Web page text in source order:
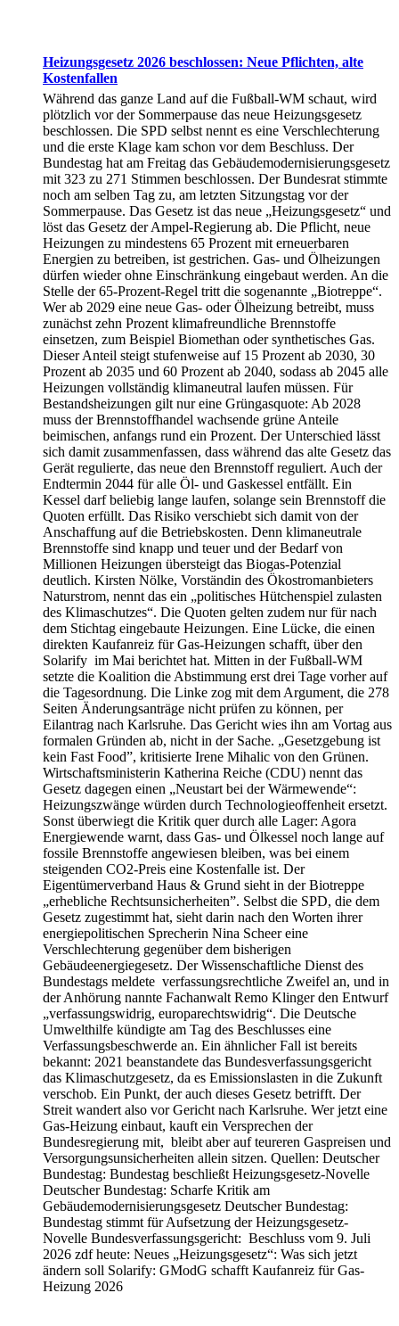
Heizungsgesetz 2026 beschlossen: Neue Pflichten, alte
Kostenfallen
Während das ganze Land auf die Fußball-WM schaut, wird
plötzlich vor der Sommerpause das neue Heizungsgesetz
beschlossen. Die SPD selbst nennt es eine Verschlechterung
und die erste Klage kam schon vor dem Beschluss. Der
Bundestag hat am Freitag das Gebäudemodernisierungsgesetz
mit 323 zu 271 Stimmen beschlossen. Der Bundesrat stimmte
noch am selben Tag zu, am letzten Sitzungstag vor der
Sommerpause. Das Gesetz ist das neue „Heizungsgesetz“ und
löst das Gesetz der Ampel-Regierung ab. Die Pflicht, neue
Heizungen zu mindestens 65 Prozent mit erneuerbaren
Energien zu betreiben, ist gestrichen. Gas- und Ölheizungen
dürfen wieder ohne Einschränkung eingebaut werden. An die
Stelle der 65-Prozent-Regel tritt die sogenannte „Biotreppe“.
Wer ab 2029 eine neue Gas- oder Ölheizung betreibt, muss
zunächst zehn Prozent klimafreundliche Brennstoffe
einsetzen, zum Beispiel Biomethan oder synthetisches Gas.
Dieser Anteil steigt stufenweise auf 15 Prozent ab 2030, 30
Prozent ab 2035 und 60 Prozent ab 2040, sodass ab 2045 alle
Heizungen vollständig klimaneutral laufen müssen. Für
Bestandsheizungen gilt nur eine Grüngasquote: Ab 2028
muss der Brennstoffhandel wachsende grüne Anteile
beimischen, anfangs rund ein Prozent. Der Unterschied lässt
sich damit zusammenfassen, dass während das alte Gesetz das
Gerät regulierte, das neue den Brennstoff reguliert. Auch der
Endtermin 2044 für alle Öl- und Gaskessel entfällt. Ein
Kessel darf beliebig lange laufen, solange sein Brennstoff die
Quoten erfüllt. Das Risiko verschiebt sich damit von der
Anschaffung auf die Betriebskosten. Denn klimaneutrale
Brennstoffe sind knapp und teuer und der Bedarf von
Millionen Heizungen übersteigt das Biogas-Potenzial
deutlich. Kirsten Nölke, Vorständin des Ökostromanbieters
Naturstrom, nennt das ein „politisches Hütchenspiel zulasten
des Klimaschutzes“. Die Quoten gelten zudem nur für nach
dem Stichtag eingebaute Heizungen. Eine Lücke, die einen
direkten Kaufanreiz für Gas-Heizungen schafft, über den
Solarify im Mai berichtet hat. Mitten in der Fußball-WM
setzte die Koalition die Abstimmung erst drei Tage vorher auf
die Tagesordnung. Die Linke zog mit dem Argument, die 278
Seiten Änderungsanträge nicht prüfen zu können, per
Eilantrag nach Karlsruhe. Das Gericht wies ihn am Vortag aus
formalen Gründen ab, nicht in der Sache. „Gesetzgebung ist
kein Fast Food”, kritisierte Irene Mihalic von den Grünen.
Wirtschaftsministerin Katherina Reiche (CDU) nennt das
Gesetz dagegen einen „Neustart bei der Wärmewende“:
Heizungszwänge würden durch Technologieoffenheit ersetzt.
Sonst überwiegt die Kritik quer durch alle Lager: Agora
Energiewende warnt, dass Gas- und Ölkessel noch lange auf
fossile Brennstoffe angewiesen bleiben, was bei einem
steigenden CO2-Preis eine Kostenfalle ist. Der
Eigentümerverband Haus & Grund sieht in der Biotreppe
„erhebliche Rechtsunsicherheiten”. Selbst die SPD, die dem
Gesetz zugestimmt hat, sieht darin nach den Worten ihrer
energiepolitischen Sprecherin Nina Scheer eine
Verschlechterung gegenüber dem bisherigen
Gebäudeenergiegesetz. Der Wissenschaftliche Dienst des
Bundestags meldete verfassungsrechtliche Zweifel an, und in
der Anhörung nannte Fachanwalt Remo Klinger den Entwurf
„verfassungswidrig, europarechtswidrig“. Die Deutsche
Umwelthilfe kündigte am Tag des Beschlusses eine
Verfassungsbeschwerde an. Ein ähnlicher Fall ist bereits
bekannt: 2021 beanstandete das Bundesverfassungsgericht
das Klimaschutzgesetz, da es Emissionslasten in die Zukunft
verschob. Ein Punkt, der auch dieses Gesetz betrifft. Der
Streit wandert also vor Gericht nach Karlsruhe. Wer jetzt eine
Gas-Heizung einbaut, kauft ein Versprechen der
Bundesregierung mit, bleibt aber auf teureren Gaspreisen und
Versorgungsunsicherheiten allein sitzen. Quellen: Deutscher
Bundestag: Bundestag beschließt Heizungsgesetz-Novelle
Deutscher Bundestag: Scharfe Kritik am
Gebäudemodernisierungsgesetz Deutscher Bundestag:
Bundestag stimmt für Aufsetzung der Heizungsgesetz-
Novelle Bundesverfassungsgericht: Beschluss vom 9. Juli
2026 zdf heute: Neues „Heizungsgesetz“: Was sich jetzt
ändern soll Solarify: GModG schafft Kaufanreiz für Gas-
Heizung 2026